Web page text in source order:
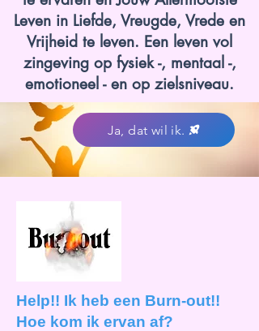
Leven in Liefde, Vreugde, Vrede en
Vrijheid te leven. Een leven vol
zingeving op fysiek -, mentaal -,
emotioneel - en op zielsniveau.
www.lotvanzuuk.nl.jpg
Ja, dat wil ik.
Help!! Ik heb een Burn-out!!
Hoe kom ik ervan af?